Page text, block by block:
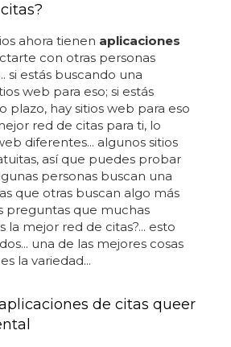
ahora tienen aplicaciones
con otras personas
si estás buscando una
web para eso; si estás
plazo, hay sitios web para eso
red de citas para ti, lo
diferentes... algunos sitios
así que puedes probar
personas buscan una
que otras buscan algo más
preguntas que muchas
la mejor red de citas?... esto
una de las mejores cosas
la variedad...
de citas queer